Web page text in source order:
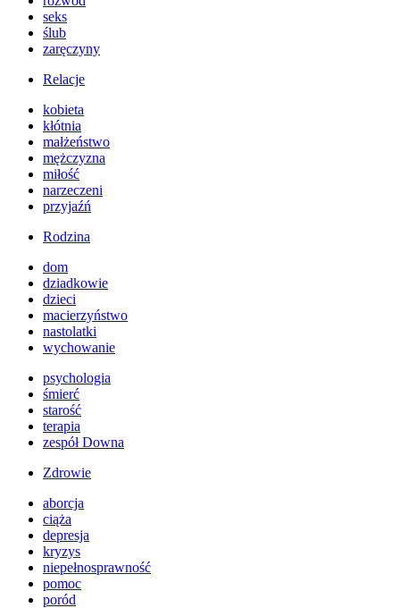
seks
ślub
zaręczyny
Relacje
kobieta
kłótnia
małżeństwo
mężczyzna
miłość
narzeczeni
przyjaźń
Rodzina
dom
dziadkowie
dzieci
macierzyństwo
nastolatki
wychowanie
psychologia
śmierć
starość
terapia
zespół Downa
Zdrowie
aborcja
ciąża
depresja
kryzys
niepełnosprawność
pomoc
poród